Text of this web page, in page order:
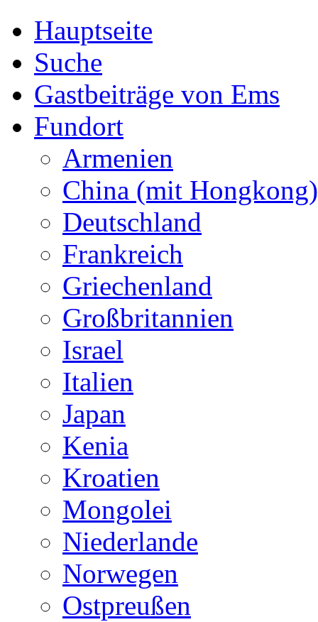
Hauptseite
Suche
Gastbeiträge von Ems
Fundort
Armenien
China (mit Hongkong)
Deutschland
Frankreich
Griechenland
Großbritannien
Israel
Italien
Japan
Kenia
Kroatien
Mongolei
Niederlande
Norwegen
Ostpreußen